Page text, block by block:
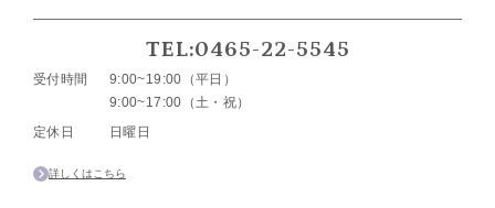
TEL:0465-22-5545
受付時間
9:00~19:00（平日）
9:00~17:00（土・祝）
定休日
日曜日
詳しくはこちら